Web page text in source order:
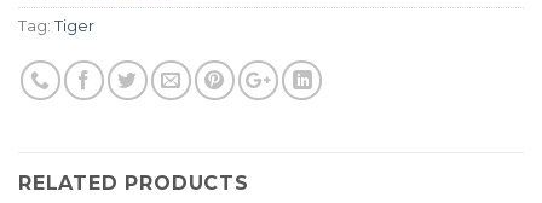
Tag: Tiger
RELATED PRODUCTS